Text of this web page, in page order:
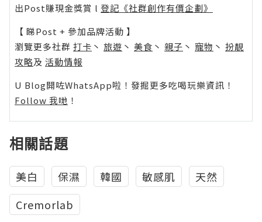
出Post賺現金獎賞 l 登記《社群創作有價企劃》
【 睇Post + 參加品牌活動 】
瀏覽更多社群 打卡 丶 旅遊 丶 美食 丶 親子 丶 寵物 丶 扮靚
攻略及 活動情報
U Blog開咗WhatsApp啦！發掘更多吃喝玩樂資訊！
Follow 我哋 ！
相關話題
美白 保濕 韓國 敏感肌
天然
Cremorlab